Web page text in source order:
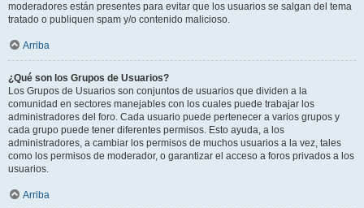
moderadores están presentes para evitar que los usuarios se salgan del tema
tratado o publiquen spam y/o contenido malicioso.
Arriba
¿Qué son los Grupos de Usuarios?
Los Grupos de Usuarios son conjuntos de usuarios que dividen a la
comunidad en sectores manejables con los cuales puede trabajar los
administradores del foro. Cada usuario puede pertenecer a varios grupos y
cada grupo puede tener diferentes permisos. Esto ayuda, a los
administradores, a cambiar los permisos de muchos usuarios a la vez, tales
como los permisos de moderador, o garantizar el acceso a foros privados a los
usuarios.
Arriba